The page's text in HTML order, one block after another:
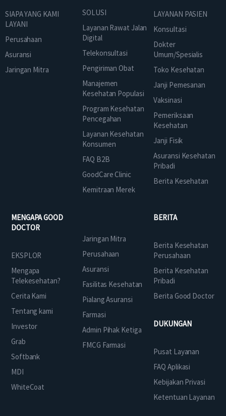
SIAPA YANG KAMI
LAYANI
Perusahaan
Asuransi
Jaringan Mitra
SOLUSI
Layanan Rawat Jalan
Digital
Telekonsultasi
Pengiriman Obat
Manajemen
Kesehatan Populasi
Program Kesehatan
Pencegahan
Layanan Kesehatan
Konsumen
FAQ B2B
GoodCare Clinic
Kemitraan Merek
LAYANAN PASIEN
Konsultasi
Dokter
Umum/Spesialis
Toko Kesehatan
Janji Pemesanan
Vaksinasi
Pemeriksaan
Kesehatan
Janji Fisik
Asuransi Kesehatan
Pribadi
Berita Kesehatan
MENGAPA GOOD
DOCTOR
EKSPLOR
Mengapa
Telekesehatan?
Cerita Kami
Tentang kami
Investor
Grab
Softbank
MDI
WhiteCoat
Jaringan Mitra
Perusahaan
Asuransi
Fasilitas Kesehatan
Pialang Asuransi
Farmasi
Admin Pihak Ketiga
FMCG Farmasi
BERITA
Berita Kesehatan
Perusahaan
Berita Kesehatan
Pribadi
Berita Good Doctor
DUKUNGAN
Pusat Layanan
FAQ Aplikasi
Kebijakan Privasi
Ketentuan Layanan